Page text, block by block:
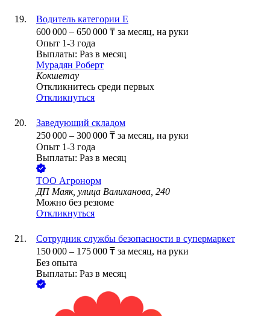
Водитель категории Е
600 000 – 650 000 ₸ за месяц, на руки
Опыт 1-3 года
Выплаты: Раз в месяц
Мурадян Роберт
Кокшетау
Откликнитесь среди первых
Откликнуться
Заведующий складом
250 000 – 300 000 ₸ за месяц, на руки
Опыт 1-3 года
Выплаты: Раз в месяц
ТОО Агронорм
ДП Маяк, улица Валиханова, 240
Можно без резюме
Откликнуться
Сотрудник службы безопасности в супермаркет
150 000 – 175 000 ₸ за месяц, на руки
Без опыта
Выплаты: Раз в месяц